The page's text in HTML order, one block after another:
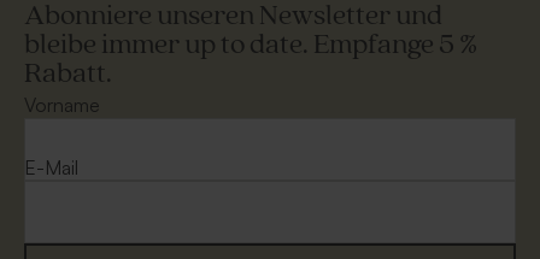
Abonniere unseren Newsletter und
bleibe immer up to date. Empfange 5 %
Rabatt.
Vorname
E-Mail